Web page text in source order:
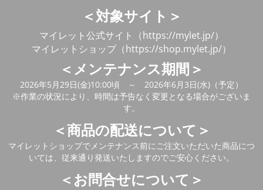
＜対象サイト＞
マイレット公式サイト（https://mylet.jp/）
マイレットショップ（https://shop.mylet.jp/）
＜メンテナンス期間＞
2026年5月29日(金)10:00頃 ～ 2026年6月3日(水)（予定）
※作業の状況により、時間は予告なく変更となる場合がございま
す。
＜商品の配送について＞
マイレットショップでメンテナンス前にご注文いただいた商品につ
いては、従来通り発送いたしますのでご安心ください。
＜お問合せについて＞